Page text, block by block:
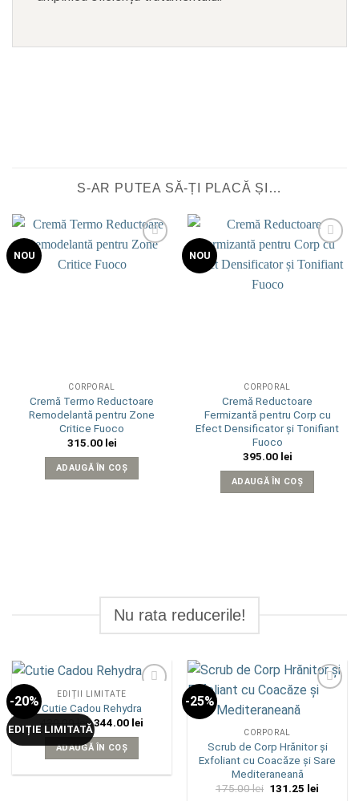
S-AR PUTEA SĂ-ȚI PLACĂ ȘI…
NOU
CORPORAL
Cremă Termo Reductoare
Remodelantă pentru Zone
Critice Fuoco
315.00 lei
ADAUGĂ ÎN COȘ
NOU
Add to
wishlist
CORPORAL
Cremă Reductoare
Fermizantă pentru Corp cu
Efect Densificator și Tonifiant
Fuoco
395.00 lei
ADAUGĂ ÎN COȘ
Nu rata reducerile!
-20%
EDIȚIE LIMITATĂ
wishlist
EDIȚII LIMITATE
Cutie Cadou Rehydra
430.00lei Prețul
inițial
a
fost:
430.00 lei.
344.00 lei
ADAUGĂ ÎN COȘ
-25%
Add to
CORPORAL
Scrub de Corp Hrănitor și
Exfoliant cu Coacăze și Sare
Mediteraneană
175.00lei Prețul
131.25 lei